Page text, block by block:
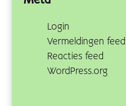
Login
Vermeldingen feed
Reacties feed
WordPress.org